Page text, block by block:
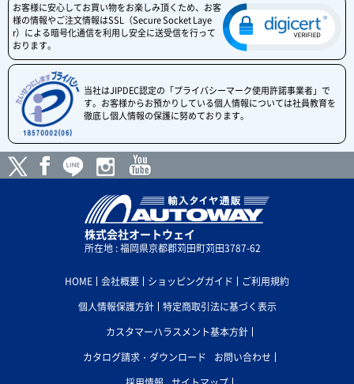
お客様に安心してお買い物をお楽しみ頂くため、お客
様の情報やご注文情報はSSL（Secure Socket Laye
r）による暗号化通信を利用し安全に送受信を行って
おります。
当社はJIPDEC認定の「プライバシーマーク使用許諾事業者」で
す。お客様からお預かりしている個人情報については社員教育を
徹底し個人情報の保護に努めております。
株式会社オートウェイ
所在地 : 福岡県京都郡苅田町苅田3787-62
HOME 会社概要 ショッピングガイド
ご利用規約
個人情報保護方針
特定商取引法に基づく表示
カスタマーハラスメント基本方針
カタログ請求・ダウンロード
お問い合わせ